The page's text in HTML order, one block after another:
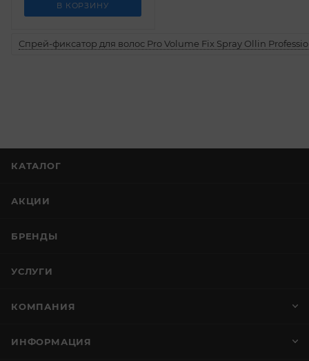
В КОРЗИНУ
Спрей-фиксатор для волос Pro Volume Fix Spray Ollin
КАТАЛОГ
АКЦИИ
БРЕНДЫ
УСЛУГИ
КОМПАНИЯ
ИНФОРМАЦИЯ